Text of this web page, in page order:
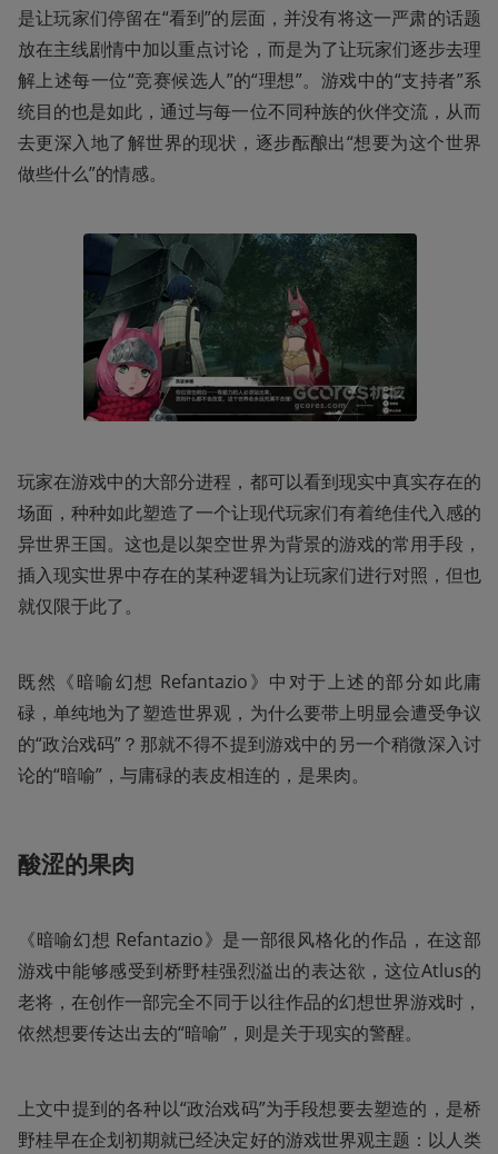
是让玩家们停留在“看到”的层面，并没有将这一严肃的话题
放在主线剧情中加以重点讨论，而是为了让玩家们逐步去理
解上述每一位“竞赛候选人”的“理想”。游戏中的“支持者”系
统目的也是如此，通过与每一位不同种族的伙伴交流，从而
去更深入地了解世界的现状，逐步酝酿出“想要为这个世界
做些什么”的情感。
玩家在游戏中的大部分进程，都可以看到现实中真实存在的
场面，种种如此塑造了一个让现代玩家们有着绝佳代入感的
异世界王国。这也是以架空世界为背景的游戏的常用手段，
插入现实世界中存在的某种逻辑为让玩家们进行对照，但也
就仅限于此了。
既然《暗喻幻想 Refantazio》中对于上述的部分如此庸
碌，单纯地为了塑造世界观，为什么要带上明显会遭受争议
的“政治戏码”？那就不得不提到游戏中的另一个稍微深入讨
论的“暗喻”，与庸碌的表皮相连的，是果肉。
酸涩的果肉
《暗喻幻想 Refantazio》是一部很风格化的作品，在这部
游戏中能够感受到桥野桂强烈溢出的表达欲，这位Atlus的
老将，在创作一部完全不同于以往作品的幻想世界游戏时，
依然想要传达出去的“暗喻”，则是关于现实的警醒。
上文中提到的各种以“政治戏码”为手段想要去塑造的，是桥
野桂早在企划初期就已经决定好的游戏世界观主题：以人类